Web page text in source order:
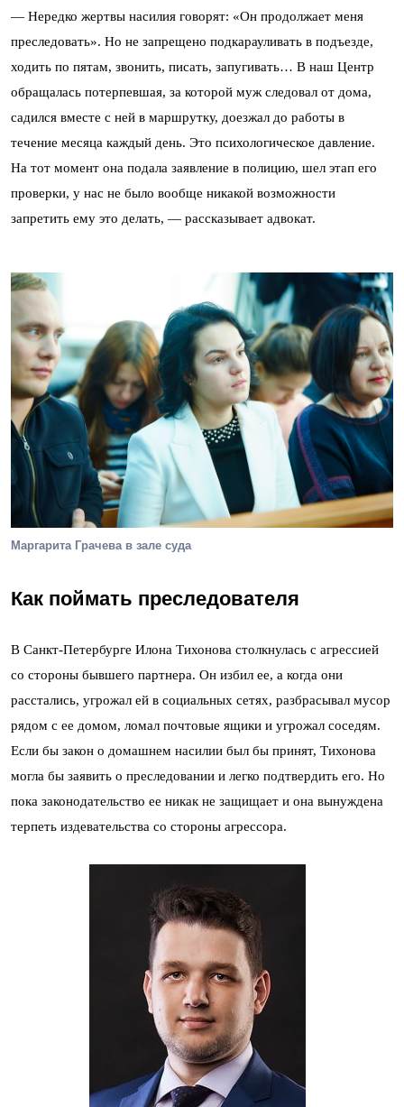
— Нередко жертвы насилия говорят: «Он продолжает меня
преследовать». Но не запрещено подкарауливать в подъезде,
ходить по пятам, звонить, писать, запугивать… В наш Центр
обращалась потерпевшая, за которой муж следовал от дома,
садился вместе с ней в маршрутку, доезжал до работы в
течение месяца каждый день. Это психологическое давление.
На тот момент она подала заявление в полицию, шел этап его
проверки, у нас не было вообще никакой возможности
запретить ему это делать, — рассказывает адвокат.
Маргарита Грачева в зале суда
Как поймать преследователя
В Санкт-Петербурге Илона Тихонова столкнулась с агрессией
со стороны бывшего партнера. Он избил ее, а когда они
расстались, угрожал ей в социальных сетях, разбрасывал мусор
рядом с ее домом, ломал почтовые ящики и угрожал соседям.
Если бы закон о домашнем насилии был бы принят, Тихонова
могла бы заявить о преследовании и легко подтвердить его. Но
пока законодательство ее никак не защищает и она вынуждена
терпеть издевательства со стороны агрессора.